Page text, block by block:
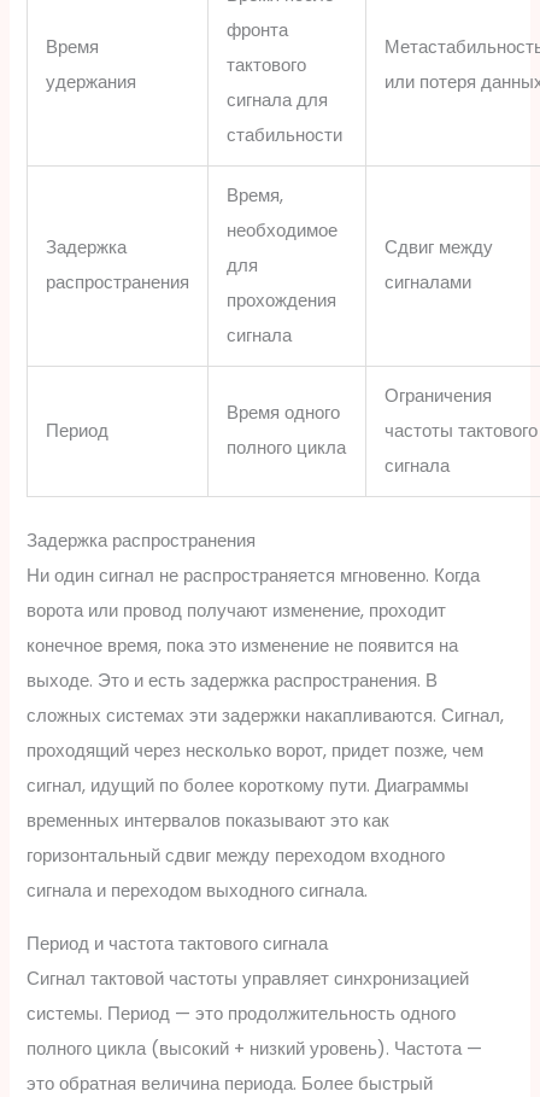
Время
удержания
фронта
тактового
сигнала для
стабильности
или потеря
Задержка
распространения
Время,
необходимое
для
прохождения
сигнала
Сдвиг между
сигналами
Период
Время одного
полного цикла
Ограничения
частоты тактового
сигнала
Задержка распространения
Ни один сигнал не распространяется мгновенно. Когда
ворота или провод получают изменение, проходит
конечное время, пока это изменение не появится на
выходе. Это и есть задержка распространения. В
сложных системах эти задержки накапливаются. Сигнал,
проходящий через несколько ворот, придет позже, чем
сигнал, идущий по более короткому пути. Диаграммы
временных интервалов показывают это как
горизонтальный сдвиг между переходом входного
сигнала и переходом выходного сигнала.
Период и частота тактового сигнала
Сигнал тактовой частоты управляет синхронизацией
системы. Период — это продолжительность одного
полного цикла (высокий + низкий уровень). Частота —
это обратная величина периода. Более быстрый